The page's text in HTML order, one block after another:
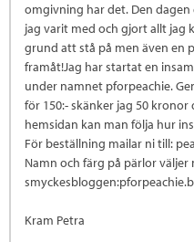
omgivning har det. Den
jag varit med och gjort allt jag
grund att stå på men även en
framåt!Jag har startat en
under namnet pforpeachie.
för 150:- skänker jag 50
hemsidan kan man följa hur
För beställning mailar ni till:
Namn och färg på pärlor väljer
Kram Petra